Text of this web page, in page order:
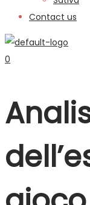
Contact us
0